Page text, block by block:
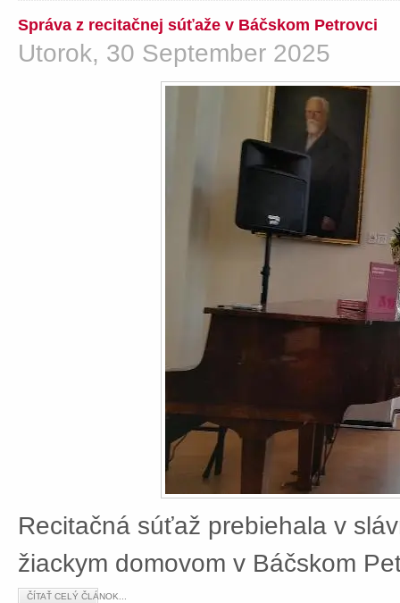
Správa z recitačnej súťaže v Báčskom Petrovci
Utorok, 30 September 2025
Recitačná súťaž prebiehala v
žiackym domovom v Báčskom
ČÍTAŤ CELÝ ČLÁNOK...